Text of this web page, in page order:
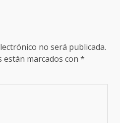
no será publicada.
marcados con *